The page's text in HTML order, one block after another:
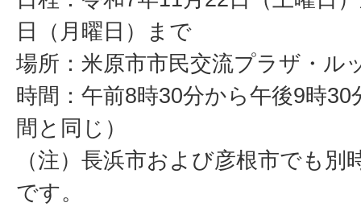
日（月曜日）まで
場所：米原市市民交流プラザ・ル
時間：午前8時30分から午後9時
間と同じ）
（注）長浜市および彦根市でも別
です。